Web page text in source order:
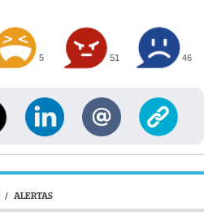
5 51 46
/ ALERTAS